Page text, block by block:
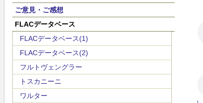
ご意見・ご感想
FLACデータベース
FLACデータベース(1)
FLACデータベース(2)
フルトヴェングラー
トスカニーニ
ワルター